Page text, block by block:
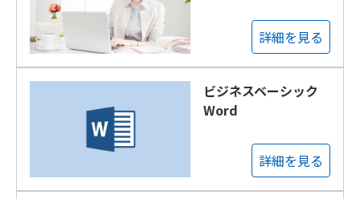
詳細を見る
ビジネスベーシック
Word
詳細を見る